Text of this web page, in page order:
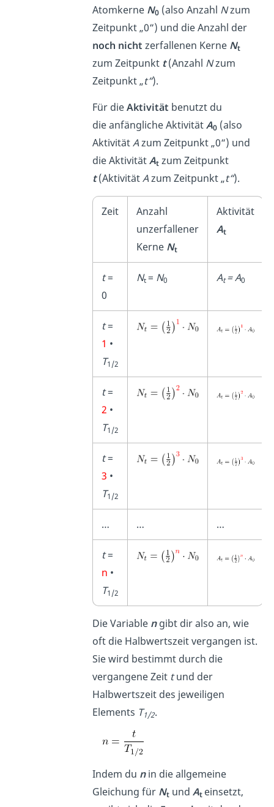
Atomkerne N0(also Anzahl Nzum
Zeitpunkt „0“) und die Anzahl der
noch nicht zerfallenen Kerne Nt
zum Zeitpunkt t (Anzahl Nzum
Zeitpunkt „t“).
Für dieAktivität benutzt du
die anfängliche AktivitätA0 (also
AktivitätAzum Zeitpunkt „0“) und
die AktivitätAtzum Zeitpunkt
t(AktivitätAzum Zeitpunkt „t“).
Zeit
Anzahl
unzerfallener
Kerne Nt
Aktivität
At
t=
0
Nt= N0 At= A0
t=
1 •
T1/2
t=
2 •
T1/2
t=
3 •
T1/2
… … …
t=
n •
T1/2
Die Variable n gibt dir also an, wie
oft die Halbwertszeit vergangen ist.
Sie wird bestimmt durch die
vergangene Zeit tund der
Halbwertszeit des jeweiligen
Elements T1/2.
Indem du nin die allgemeine
Gleichung für Ntund At einsetzt,